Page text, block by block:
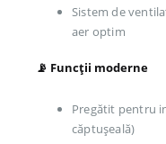
Sistem de
aer optim
📡 Funcții moderne
Pregătit pentru
căptușeală)